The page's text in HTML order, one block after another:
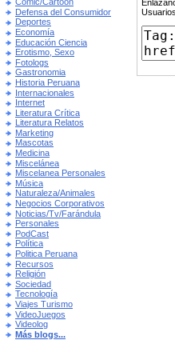
Defensa del Consumidor
Deportes
Economía
Educación Ciencia
Erotismo, Sexo
Fotologs
Gastronomia
Historia Peruana
Internacionales
Internet
Literatura Crítica
Literatura Relatos
Marketing
Mascotas
Medicina
Miscelánea
Miscelanea Personales
Música
Naturaleza/Animales
Negocios Corporativos
Noticias/Tv/Farándula
Personales
PodCast
Política
Politica Peruana
Recursos
Religión
Sociedad
Tecnología
Viajes Turismo
VideoJuegos
Videolog
Más blogs...